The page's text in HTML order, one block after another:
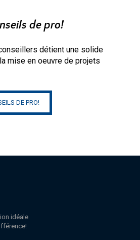
de pro!
détient une solide
mise en oeuvre de projets
DE PRO!
idéale